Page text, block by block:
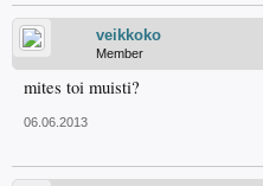
veikkoko
Member
mites toi muisti?
06.06.2013